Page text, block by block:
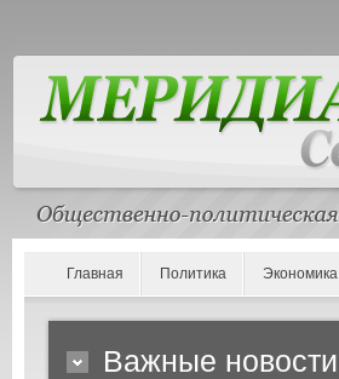
Главная Политика Экономика
Важные новости